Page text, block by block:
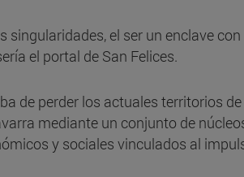
singularidades, el ser un enclave
el portal de San Felices.
de perder los actuales territorios
mediante un conjunto de
y sociales vinculados al